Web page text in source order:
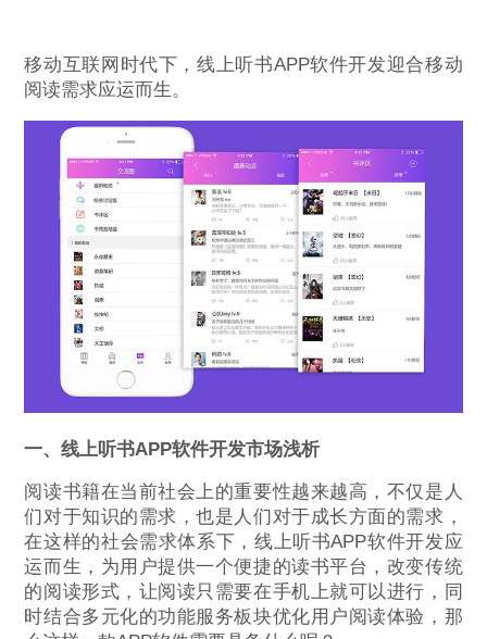
移动互联网时代下，线上听书APP软件开发迎合移动
阅读需求应运而生。
一、线上听书APP软件开发市场浅析
阅读书籍在当前社会上的重要性越来越高，不仅是人
们对于知识的需求，也是人们对于成长方面的需求，
在这样的社会需求体系下，线上听书APP软件开发应
运而生，为用户提供一个便捷的读书平台，改变传统
的阅读形式，让阅读只需要在手机上就可以进行，同
时结合多元化的功能服务板块优化用户阅读体验，那